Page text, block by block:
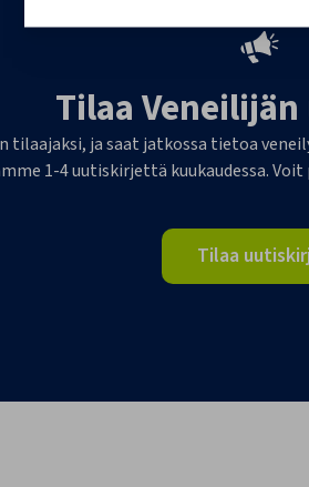
Tilaa
tilaajaksi, ja saat jatkossa tietoa
1-4 uutiskirjettä kuukaudessa.
Tilaa